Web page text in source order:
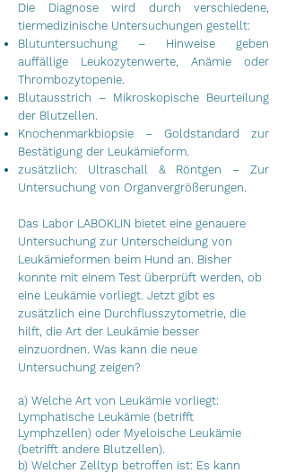
Die Diagnose wird durch verschiedene,
tiermedizinische Untersuchungen gestellt:
Blutuntersuchung – Hinweise geben
auffällige Leukozytenwerte, Anämie oder
Thrombozytopenie.
Blutausstrich – Mikroskopische Beurteilung
der Blutzellen.
Knochenmarkbiopsie – Goldstandard zur
Bestätigung der Leukämieform.
zusätzlich: Ultraschall & Röntgen – Zur
Untersuchung von Organvergrößerungen.
​Das Labor LABOKLIN bietet eine genauere
Untersuchung zur Unterscheidung von
Leukämieformen beim Hund an. Bisher
konnte mit einem Test überprüft werden, ob
eine Leukämie vorliegt. Jetzt gibt es
zusätzlich eine Durchflusszytometrie, die
hilft, die Art der Leukämie besser
einzuordnen. Was kann die neue
Untersuchung zeigen?
a) Welche Art von Leukämie vorliegt:
Lymphatische Leukämie (betrifft
Lymphzellen) oder Myeloische Leukämie
(betrifft andere Blutzellen).
b) Welcher Zelltyp betroffen ist: Es kann